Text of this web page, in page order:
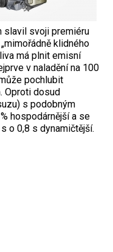
slavil svoji premiéru
klidného
má plnit emisní
v naladění na 100
pochlubit
Oproti dosud
s podobným
hospodárnější a se
o 0,8 s dynamičtější.